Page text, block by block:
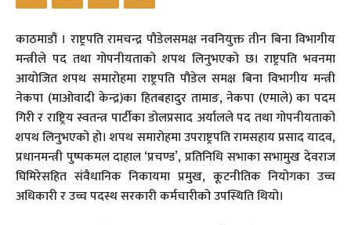
काठमाडौं । राष्ट्रपति रामचन्द्र पौडेलसमक्ष नवनियुक्त तीन बिना विभागीय
मन्त्रीले पद तथा गोपनीयताको शपथ लिनुभएको छ। राष्ट्रपति भवनमा
आयोजित शपथ समारोहमा राष्ट्रपति पौडेल समक्ष बिना विभागीय मन्त्री
नेकपा (माओवादी केन्द्र)का हितबहादुर तामाङ, नेकपा (एमाले) का पदम
गिरी र राष्ट्रिय स्वतन्त्र पार्टीका डोलप्रसाद अर्यालले पद तथा गोपनीयताको
शपथ लिनुभएको हो। शपथ समारोहमा उपराष्ट्रपति रामसहाय प्रसाद यादव,
प्रधानमन्त्री पुष्पकमल दाहाल ‘प्रचण्ड’, प्रतिनिधि सभाका सभामुख देवराज
घिमिरेसहित संवैधानिक निकायमा प्रमुख, कूटनीतिक नियोगका उच्च
अधिकारी र उच्च पदस्थ सरकारी कर्मचारीको उपस्थिति थियो।